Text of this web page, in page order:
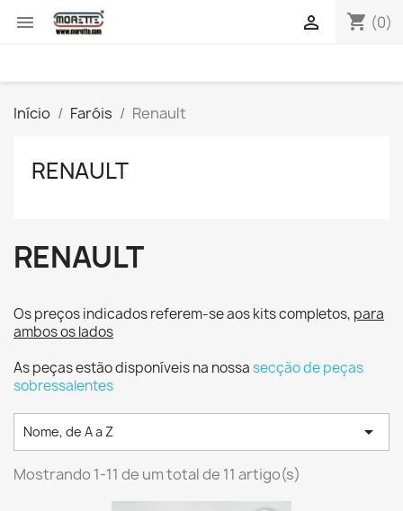
 shopping_cart (0)

Início Faróis Renault
RENAULT
RENAULT
Os preços indicados referem-se aos kits completos, para
ambos os lados
As peças estão disponíveis na nossasecção de peças
sobressalentes
Nome, de A a Z 
Mostrando 1-11 de um total de 11 artigo(s)